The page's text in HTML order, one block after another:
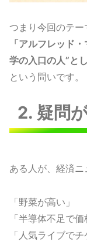
つまり今回のテー
「アルフレッド
学の入口の人”と
という問いです。
2. 疑問
ある人が、経済ニ
「野菜が高い」
「半導体不足で価
「人気ライブでチ